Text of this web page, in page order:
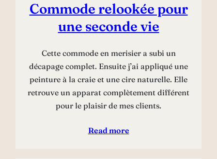
Commode relookée pour
une seconde vie
Cette commode en merisier a subi un
décapage complet. Ensuite j’ai appliqué une
peinture à la craie et une cire naturelle. Elle
retrouve un apparat complètement différent
pour le plaisir de mes clients.
Read more